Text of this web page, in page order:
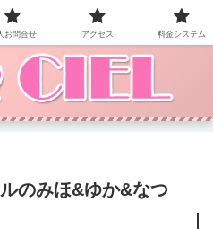
お待ちしています。
のみほ&ゆか&なつ
お問合せ アクセス 料金システム